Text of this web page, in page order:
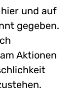
und auf
gegeben.
Aktionen